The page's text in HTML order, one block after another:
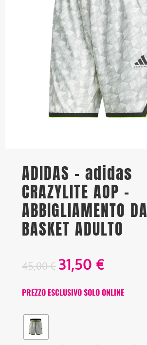
ADIDAS – adidas
CRAZYLITE AOP –
ABBIGLIAMENTO DA
BASKET ADULTO
45,00€ 31,50 €
PREZZO ESCLUSIVO SOLO ONLINE